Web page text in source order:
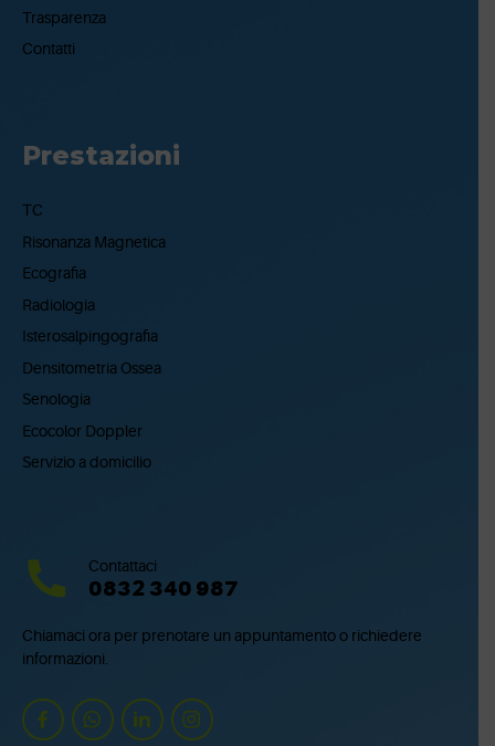
Trasparenza
Contatti
Prestazioni
TC
Risonanza Magnetica
Ecografia
Radiologia
Isterosalpingografia
Densitometria Ossea
Senologia
Ecocolor Doppler
Servizio a domicilio
Contattaci
0832 340 987
Chiamaci ora per prenotare un appuntamento o richiedere
informazioni.